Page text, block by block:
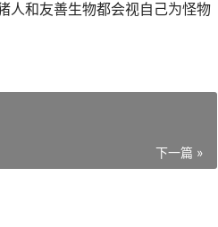
人和友善生物都会视自己为怪物
下一篇 »